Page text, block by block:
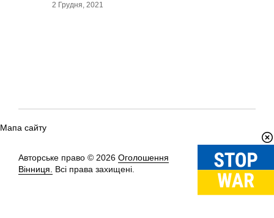
2 Грудня, 2021
Мапа сайту
Авторське право © 2026 Оголошення
Вінниця.
Всі права захищені.
Вгору↑